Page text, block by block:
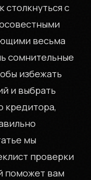
столкнуться с
весьма
сомнительные
избежать
и выбрать
кредитора,
мы
проверки
поможет вам